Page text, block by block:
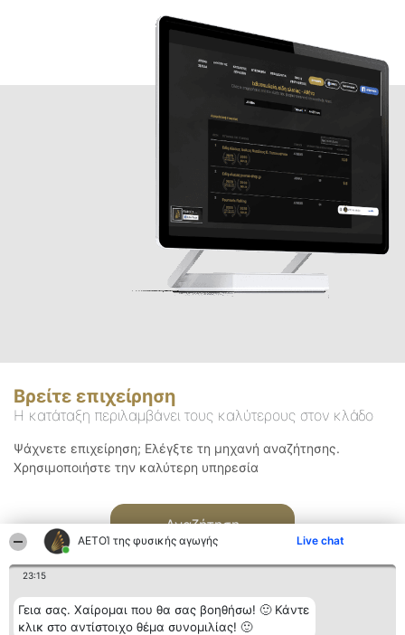
ΑΕΤΟΊ της φυσικής αγωγής Live chat
23:15
Γεια σας. Χαίρομαι που θα σας βοηθήσω! 🙂 Κάντε
κλικ στο αντίστοιχο θέμα συνομιλίας! 🙂
Βρείτε επιχείρηση
Η κατάταξη περιλαμβάνει τους καλύτερους στον κλάδο
Ψάχνετε επιχείρηση; Ελέγξτε τη μηχανή αναζήτησης.
Χρησιμοποιήστε την καλύτερη υπηρεσία
Αναζήτηση